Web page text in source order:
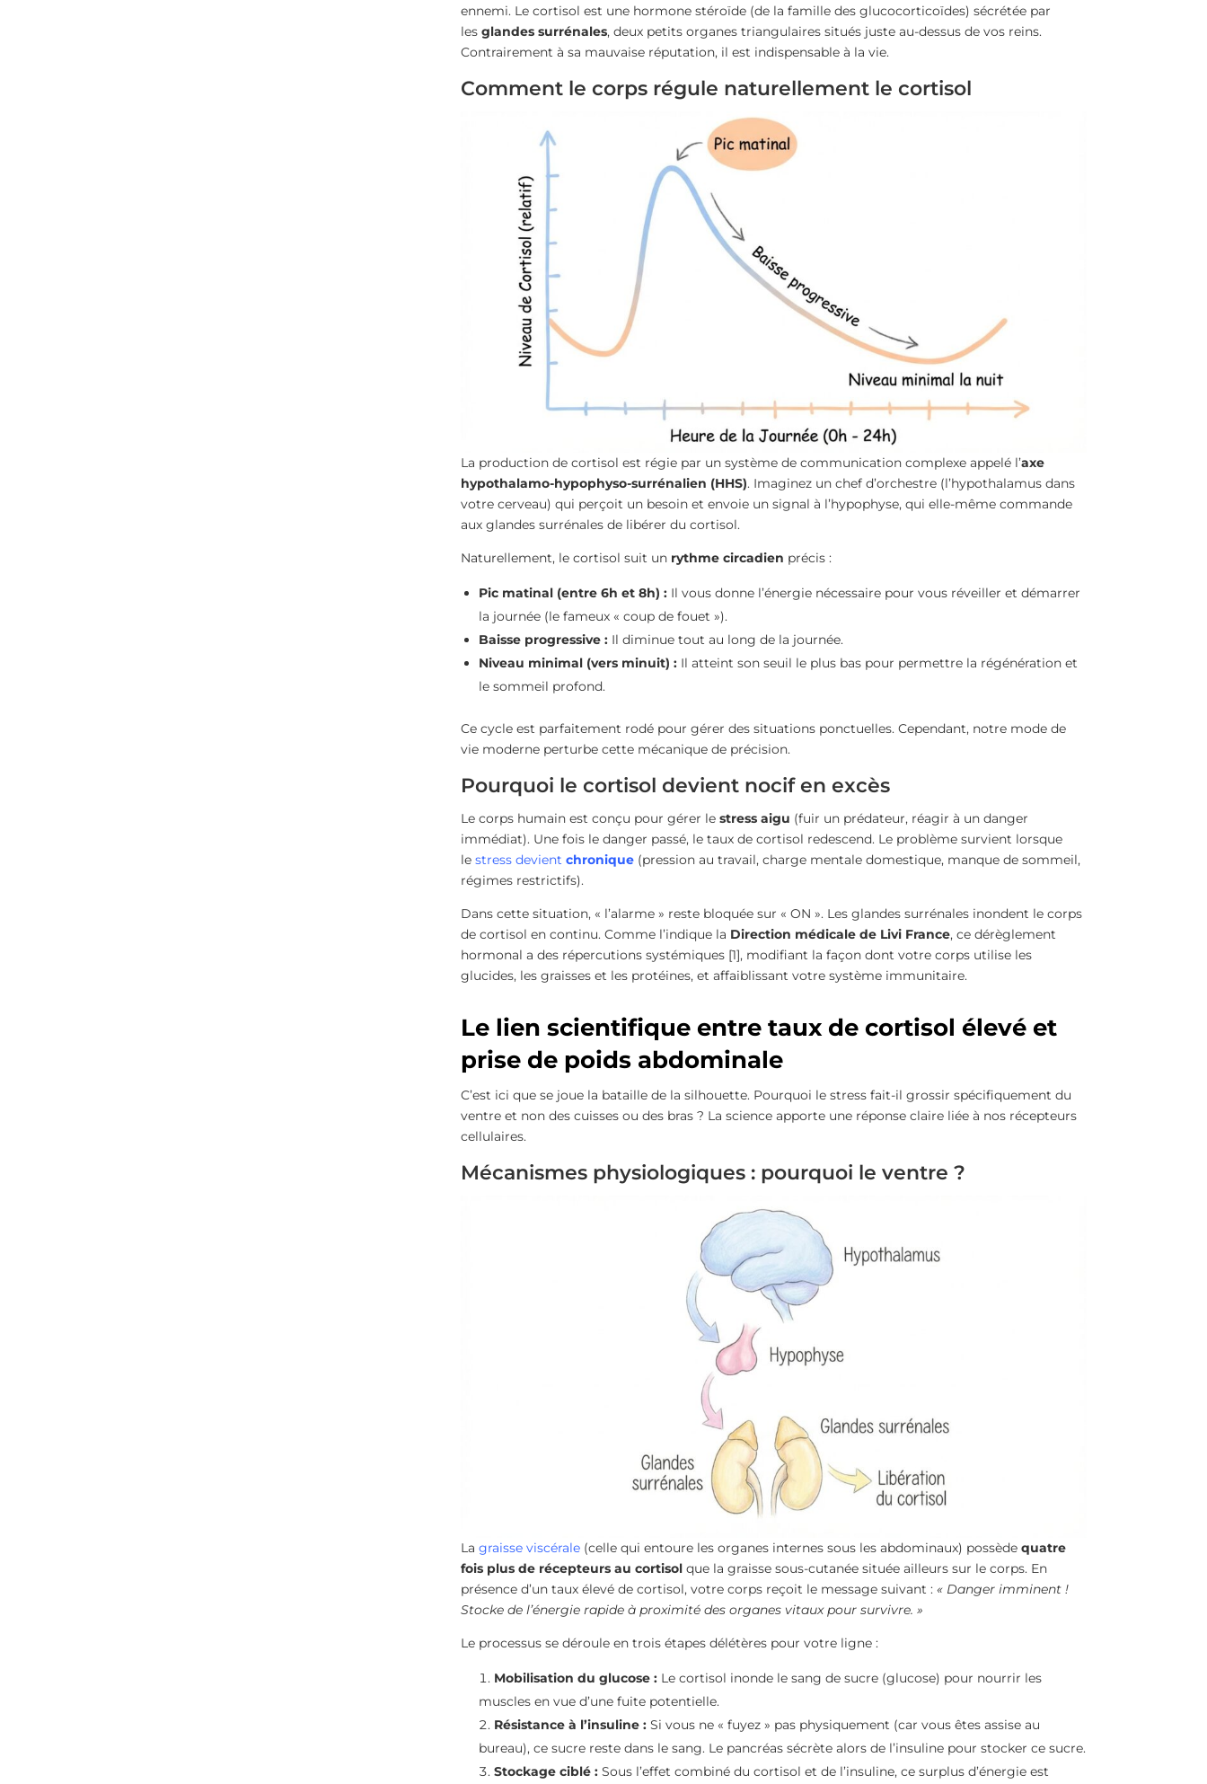
ennemi. Le cortisol est une hormone stéroïde (de la famille des glucocorticoïdes) sécrétée par
les glandes surrénales, deux petits organes triangulaires situés juste au-dessus de vos reins.
Contrairement à sa mauvaise réputation, il est indispensable à la vie.
Comment le corps régule naturellement le cortisol
La production de cortisol est régie par un système de communication complexe appelé l’axe
hypothalamo-hypophyso-surrénalien (HHS). Imaginez un chef d’orchestre (l’hypothalamus dans
votre cerveau) qui perçoit un besoin et envoie un signal à l’hypophyse, qui elle-même commande
aux glandes surrénales de libérer du cortisol.
Naturellement, le cortisol suit un rythme circadien précis :
Pic matinal (entre 6h et 8h) :Il vous donne l’énergie nécessaire pour vous réveiller et démarrer
la journée (le fameux « coup de fouet »).
Baisse progressive :Il diminue tout au long de la journée.
Niveau minimal (vers minuit) :Il atteint son seuil le plus bas pour permettre la régénération et
le sommeil profond.
Ce cycle est parfaitement rodé pour gérer des situations ponctuelles. Cependant, notre mode de
vie moderne perturbe cette mécanique de précision.
Pourquoi le cortisol devient nocif en excès
Le corps humain est conçu pour gérer le stress aigu (fuir un prédateur, réagir à un danger
immédiat). Une fois le danger passé, le taux de cortisol redescend. Le problème survient lorsque
le stress devient chronique(pression au travail, charge mentale domestique, manque de sommeil,
régimes restrictifs).
Dans cette situation, « l’alarme » reste bloquée sur « ON ». Les glandes surrénales inondent le corps
de cortisol en continu. Comme l’indique la Direction médicale de Livi France, ce dérèglement
hormonal a des répercutions systémiques [1], modifiant la façon dont votre corps utilise les
glucides, les graisses et les protéines, et affaiblissant votre système immunitaire.
Le lien scientifique entre taux de cortisol élevé et
prise de poids abdominale
C’est ici que se joue la bataille de la silhouette. Pourquoi le stress fait-il grossir spécifiquement du
ventre et non des cuisses ou des bras ? La science apporte une réponse claire liée à nos récepteurs
cellulaires.
Mécanismes physiologiques : pourquoi le ventre ?
La graisse viscérale(celle qui entoure les organes internes sous les abdominaux) possède quatre
fois plus de récepteurs au cortisolque la graisse sous-cutanée située ailleurs sur le corps. En
présence d’un taux élevé de cortisol, votre corps reçoit le message suivant : « Danger imminent !
Stocke de l’énergie rapide à proximité des organes vitaux pour survivre. »
Le processus se déroule en trois étapes délétères pour votre ligne :
Mobilisation du glucose :Le cortisol inonde le sang de sucre (glucose) pour nourrir les
muscles en vue d’une fuite potentielle.
Résistance à l’insuline :Si vous ne « fuyez » pas physiquement (car vous êtes assise au
bureau), ce sucre reste dans le sang. Le pancréas sécrète alors de l’insuline pour stocker ce sucre.
Stockage ciblé :Sous l’effet combiné du cortisol et de l’insuline, ce surplus d’énergie est